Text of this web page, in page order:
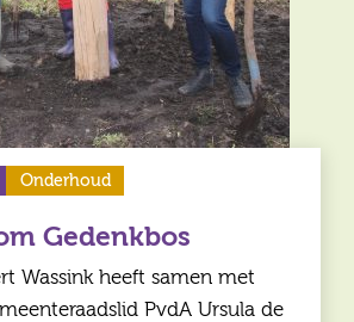
Onderhoud
Gedenkbos
Wassink heeft samen met
PvdA Ursula de